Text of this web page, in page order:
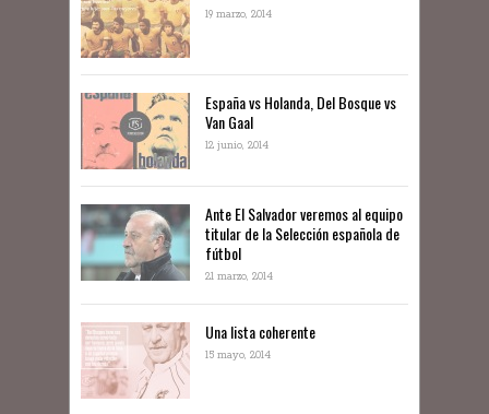
19 marzo, 2014
España vs Holanda, Del Bosque vs
Van Gaal
12 junio, 2014
Ante El Salvador veremos al equipo
titular de la Selección española de
fútbol
21 marzo, 2014
Una lista coherente
15 mayo, 2014